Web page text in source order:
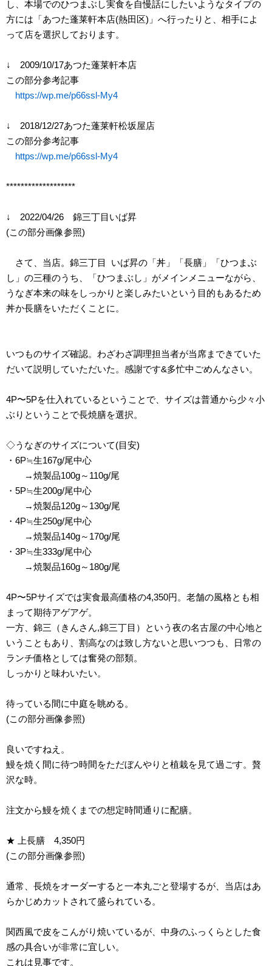
し、本場でのひつまぶし実食を自慢話にしたいようなタイプの
方には「あつた蓬莱軒本店(熱田区)」へ行ったりと、相手によ
って店を選択しております。
↓ 2009/10/17あつた蓬莱軒本店
この部分参考記事
https://wp.me/p66ssl-My4
↓ 2018/12/27あつた蓬莱軒松坂屋店
この部分参考記事
https://wp.me/p66ssl-My4
*******************
↓ 2022/04/26 錦三丁目いば昇
(この部分画像参照)
さて、当店。錦三丁目 いば昇の「丼」「長膳」「ひつまぶ
し」の三種のうち、「ひつまぶし」がメインメニューながら、
うなぎ本来の味をしっかりと楽しみたいという目的もあるため
丼か長膳をいただくことに。
いつものサイズ確認。わざわざ調理担当者が当席まできていた
だいて説明していただいた。感謝です&多忙中ごめんなさい。
4P〜5Pを仕入れているということで、サイズは普通から少々小
ぶりということで長焼膳を選択。
◇うなぎのサイズについて(目安)
・6P≒生167g/尾中心
→焼製品100g～110g/尾
・5P≒生200g/尾中心
→焼製品120g～130g/尾
・4P≒生250g/尾中心
→焼製品140g～170g/尾
・3P≒生333g/尾中心
→焼製品160g～180g/尾
4P〜5Pサイズでは実食最高価格の4,350円。老舗の風格とも相
まって期待アゲアゲ。
一方、錦三（きんさん,錦三丁目）という夜の名古屋の中心地と
いうこともあり、割高なのは致し方ないと思いつつも、日常の
ランチ価格としては奮発の部類。
しっかりと味わいたい。
待っている間に中庭を眺める。
(この部分画像参照)
良いですねえ。
鰻を焼く間に待つ時間をただぼんやりと植栽を見て過ごす。贅
沢な時。
注文から鰻を焼くまでの想定時間通りに配膳。
★ 上長膳 4,350円
(この部分画像参照)
通常、長焼をオーダーすると一本丸ごと登場するが、当店はあ
らかじめカットされて盛られている。
関西風で皮をこんがり焼いているが、中身のふっくらとした食
感の具合いが非常に宜しい。
これは見事です。